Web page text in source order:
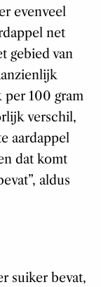
evenveel
net
gebied van
per 100 gram
verschil,
aardappel
dat komt
aldus
suiker bevat,